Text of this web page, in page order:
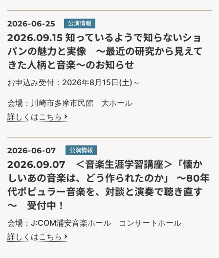
2026-06-25 公演情報
2026.09.15 知っているようで知らないショ
パンの魅力と実像 ～最近の研究から見えて
きた人柄と音楽～のお知らせ
お申込み受付：2026年8月15日(土)～
会場：川崎市多摩市民館 大ホール
詳しくはこちら
2026-06-07 公演情報
2026.09.07 ＜音楽生涯学習講座＞「懐か
しいあの音楽は、どう作られたのか」 ～80年
代ポピュラー音楽を、対談と演奏で聴き直す
～ 受付中！
会場：J:COM浦安音楽ホール コンサートホール
詳しくはこちら